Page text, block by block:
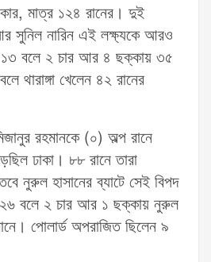
মাত্র ১২৪ রানের। দুই
সুনিল নারিন এই লক্ষ্যকে আরও
বলে ২ চার আর ৪ ছক্কায় ৩৫
থারাঙ্গা খেলেন ৪২ রানের
রহমানকে (০) অল্প রানে
ঢাকা। ৮৮ রানে তারা
নুরুল হাসানের ব্যাটে সেই বিপদ
২৬ বলে ২ চার আর ১ ছক্কায় নুরুল
পোলার্ড অপরাজিত ছিলেন ৯